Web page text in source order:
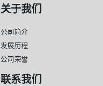
关于我们
公司简介
发展历程
公司荣誉
联系我们